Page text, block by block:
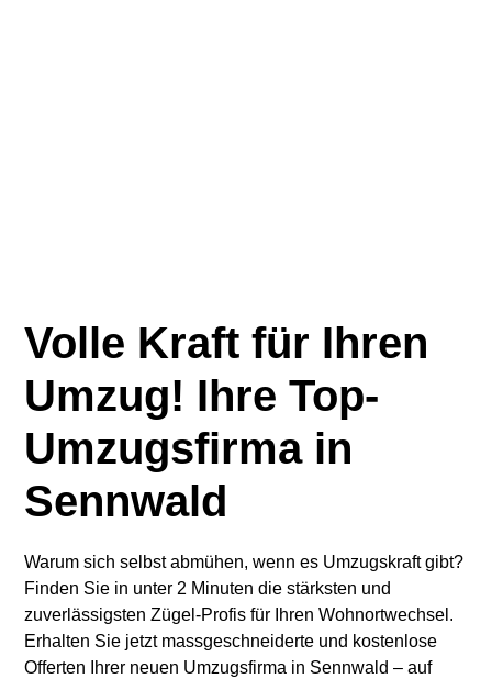
Volle Kraft für Ihren
Umzug! Ihre Top-
Umzugsfirma in
Sennwald
Warum sich selbst abmühen, wenn es Umzugskraft gibt?
Finden Sie in unter 2 Minuten die stärksten und
zuverlässigsten Zügel-Profis für Ihren Wohnortwechsel.
Erhalten Sie jetzt massgeschneiderte und kostenlose
Offerten Ihrer neuen Umzugsfirma in Sennwald – auf